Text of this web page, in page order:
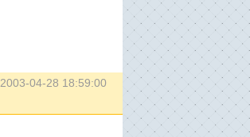
2003-04-28 18:59:00